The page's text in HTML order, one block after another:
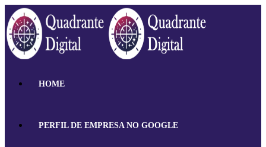
para
o
conteúdo
HOME
PERFIL DE EMPRESA NO GOOGLE